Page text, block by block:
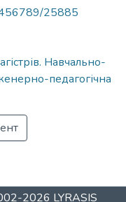
25885
Навчально-
педагогічна
2026 LYRASIS